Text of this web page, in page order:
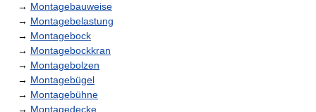
→ Montagebauweise
→ Montagebelastung
→ Montagebock
→ Montagebockkran
→ Montagebolzen
→ Montagebügel
→ Montagebühne
→ Montagedecke